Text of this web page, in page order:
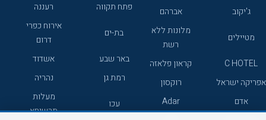
ג'יקוב
אברהם
מטיילים
מלונות ללא
רשת
C HOTEL
קראון פלאזה
אפריקה ישראל
רוקסון
אדם
Adar
פתח תקווה
רעננה
בת-ים
אירוח כפרי
דרום
באר שבע
אשדוד
רמת גן
נהריה
עכו
מעלות
תרשיחא